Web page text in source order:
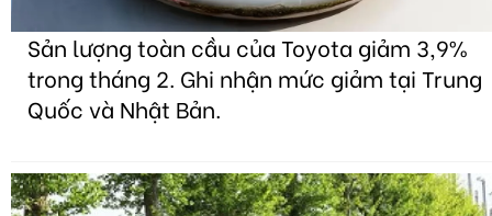
Sản lượng toàn cầu của Toyota giảm 3,9%
trong tháng 2. Ghi nhận mức giảm tại Trung
Quốc và Nhật Bản.